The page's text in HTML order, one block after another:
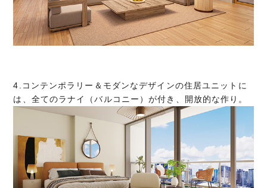
4.コンテンポラリー＆モダンなデザインの住居ユニットに
は、全てのラナイ（バルコニー）が付き、開放的な作り。